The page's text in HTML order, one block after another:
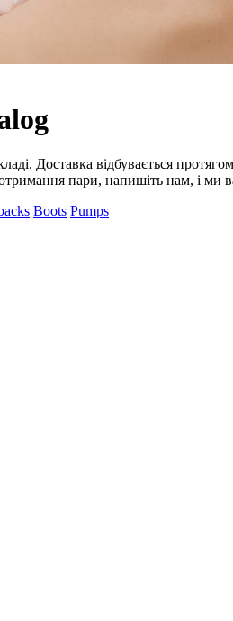
Доставка відбувається
пари, напишіть нам, і ми
Boots Pumps